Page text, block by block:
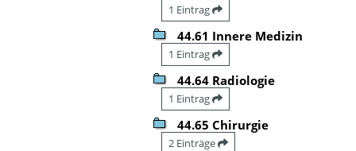
1 Eintrag
44.61 Innere Medizin
1 Eintrag
44.64 Radiologie
1 Eintrag
44.65 Chirurgie
2 Einträge